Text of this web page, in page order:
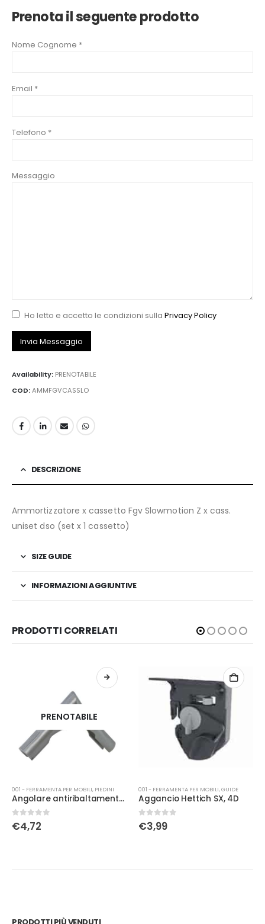
Prenota il seguente prodotto
Nome Cognome *
Email *
Telefono *
Messaggio
Ho letto e accetto le condizioni sulla Privacy Policy
Availability: PRENOTABILE
COD:AMMFGVCASSLO
DESCRIZIONE
Ammortizzatore x cassetto Fgv Slowmotion Z x cass.
uniset dso (set x 1 cassetto)
SIZE GUIDE
INFORMAZIONI AGGIUNTIVE
PRODOTTI CORRELATI
PRENOTABILE
001 - FERRAMENTA PER MOBILI, PIEDINI
Angolare antiribaltamento con piolo d.22 nero
0Su 5
€4,72
001 - FERRAMENTA PER MOBILI,GUIDE
Aggancio Hettich SX, 4D
0Su 5
€3,99
PRODOTTI PIÙ VENDUTI